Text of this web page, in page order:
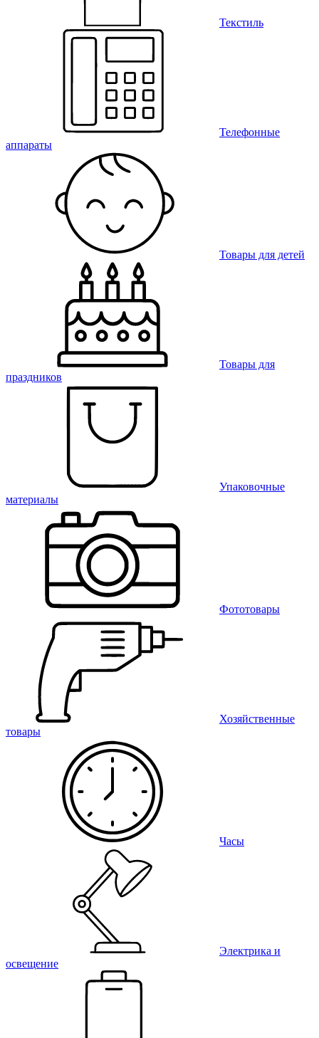
Текстиль
Телефонные
аппараты
Товары для детей
Товары для
праздников
Упаковочные
материалы
Фототовары
Хозяйственные
товары
Часы
Электрика и
освещение